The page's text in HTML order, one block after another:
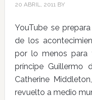
20 ABRIL, 2011BY
YouTube se
de los
por lo menos para
príncipe Guillermo
Catherine
revuelto a medio